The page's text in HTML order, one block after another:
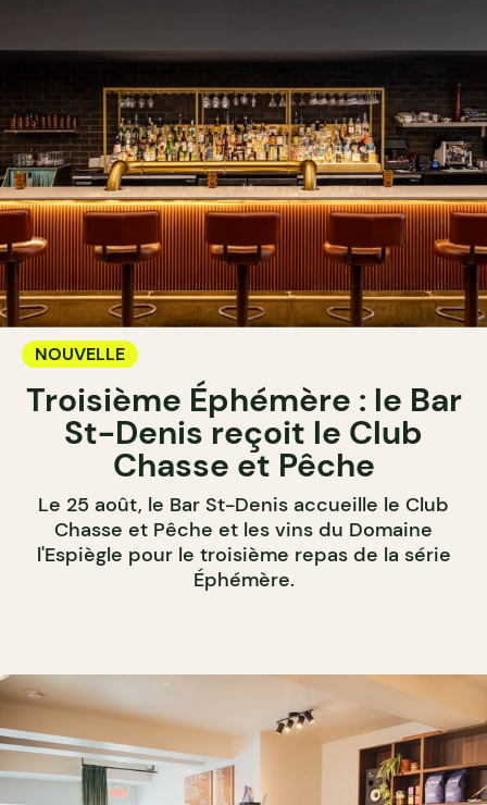
NOUVELLE
Troisième Éphémère : le Bar
St-Denis reçoit le Club
Chasse et Pêche
Le 25 août, le Bar St-Denis accueille le Club
Chasse et Pêche et les vins du Domaine
l'Espiègle pour le troisième repas de la série
Éphémère.